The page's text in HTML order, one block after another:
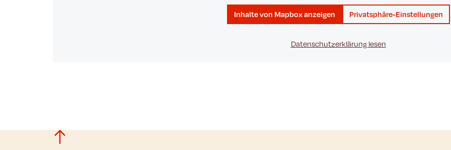
Inhalte von Mapbox anzeigen Privatsphäre-Einstellungen
Datenschutzerklärung lesen